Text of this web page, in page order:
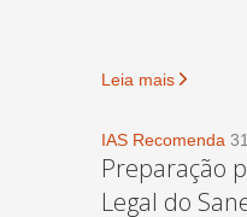
Leia mais
IAS Recomenda
Preparação
Legal do